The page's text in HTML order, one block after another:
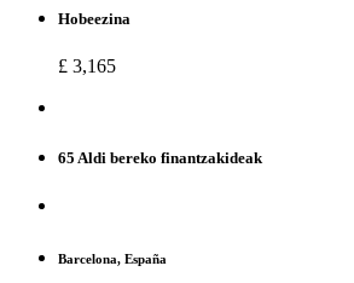
Hobeezina
£ 3,165
65 Aldi bereko finantzakideak
Barcelona, España